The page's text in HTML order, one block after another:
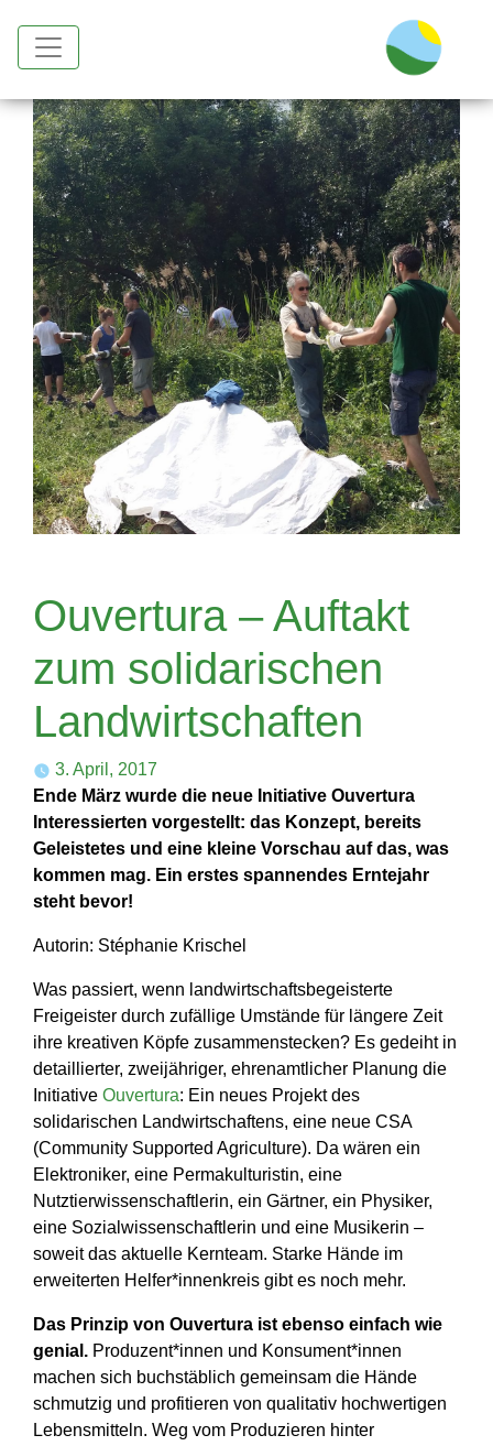
Ouvertura – Auftakt
zum solidarischen
Landwirtschaften
3. April, 2017
Ende März wurde die neue Initiative Ouvertura
Interessierten vorgestellt: das Konzept, bereits
Geleistetes und eine kleine Vorschau auf das, was
kommen mag. Ein erstes spannendes Erntejahr
steht bevor!
Autorin: Stéphanie Krischel
Was passiert, wenn landwirtschaftsbegeisterte
Freigeister durch zufällige Umstände für längere Zeit
ihre kreativen Köpfe zusammenstecken? Es gedeiht in
detaillierter, zweijähriger, ehrenamtlicher Planung die
Initiative Ouvertura: Ein neues Projekt des
solidarischen Landwirtschaftens, eine neue CSA
(Community Supported Agriculture). Da wären ein
Elektroniker, eine Permakulturistin, eine
Nutztierwissenschaftlerin, ein Gärtner, ein Physiker,
eine Sozialwissenschaftlerin und eine Musikerin –
soweit das aktuelle Kernteam. Starke Hände im
erweiterten Helfer*innenkreis gibt es noch mehr.
Das Prinzip von Ouvertura ist ebenso einfach wie
genial. Produzent*innen und Konsument*innen
machen sich buchstäblich gemeinsam die Hände
schmutzig und profitieren von qualitativ hochwertigen
Lebensmitteln. Weg vom Produzieren hinter